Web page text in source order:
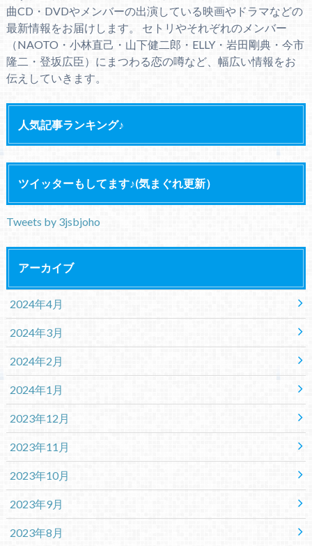
曲CD・DVDやメンバーの出演している映画やドラマなどの
最新情報をお届けします。 セトリやそれぞれのメンバー
（NAOTO・小林直己・山下健二郎・ELLY・岩田剛典・今市
隆二・登坂広臣）にまつわる恋の噂など、幅広い情報をお
伝えしていきます。
人気記事ランキング♪
ツイッターもしてます♪(気まぐれ更新）
Tweets by 3jsbjoho
アーカイブ
2024年4月
2024年3月
2024年2月
2024年1月
2023年12月
2023年11月
2023年10月
2023年9月
2023年8月